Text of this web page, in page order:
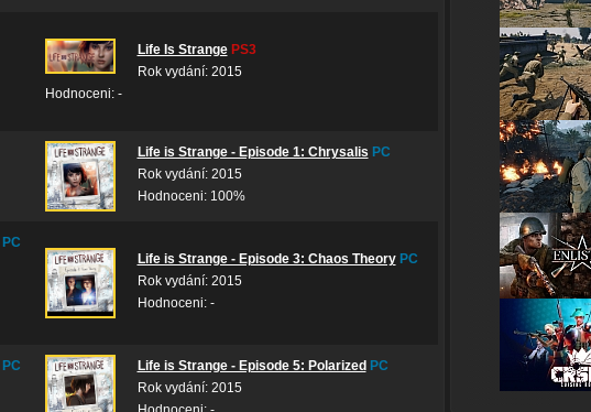
Life Is Strange PS3
Rok vydání: 2015
Hodnoceni: -
Life is Strange - Episode 1: Chrysalis PC
Rok vydání: 2015
Hodnoceni: 100%
PC
Life is Strange - Episode 3: Chaos Theory PC
Rok vydání: 2015
Hodnoceni: -
PC
Life is Strange - Episode 5: Polarized PC
Rok vydání: 2015